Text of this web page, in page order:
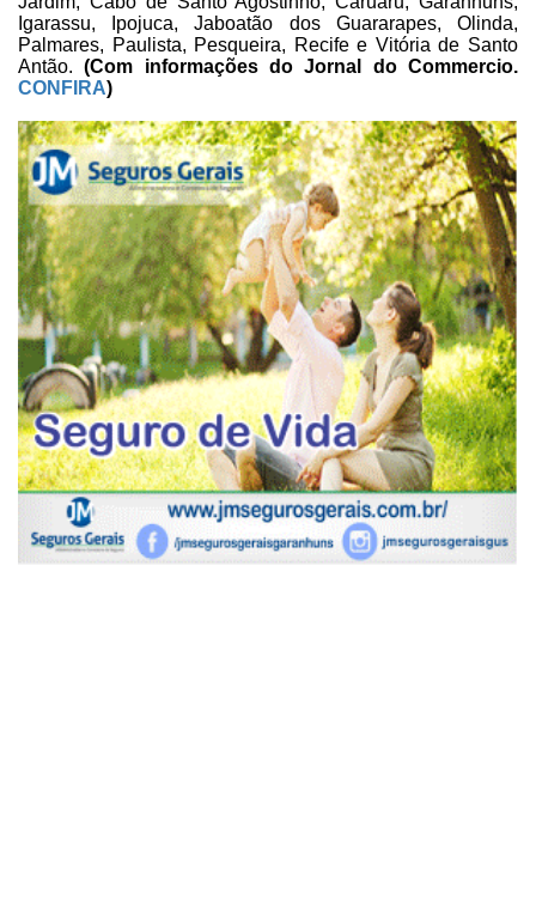
Igarassu, Ipojuca, Jaboatão dosGuararapes, Olinda,
Palmares, Paulista, Pesqueira, Recife e Vitória de Santo
Antão.(Com informações do Jornal doCommercio.
CONFIRA)